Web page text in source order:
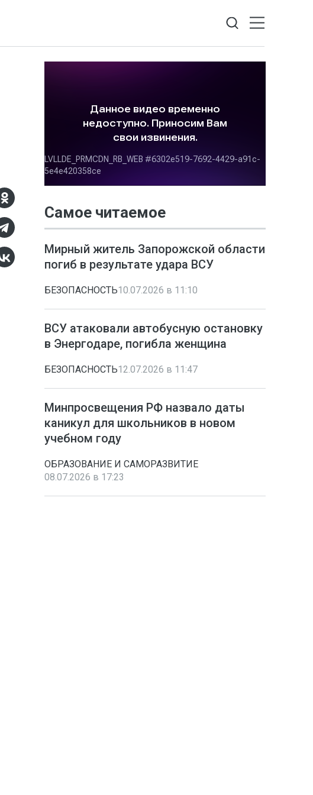
Самое читаемое
Мирный житель Запорожской области
погиб в результате удара ВСУ
БЕЗОПАСНОСТЬ10.07.2026 в 11:10
ВСУ атаковали автобусную остановку
в Энергодаре, погибла женщина
БЕЗОПАСНОСТЬ12.07.2026 в 11:47
Минпросвещения РФ назвало даты
каникул для школьников в новом
учебном году
ОБРАЗОВАНИЕ И САМОРАЗВИТИЕ
08.07.2026 в 17:23